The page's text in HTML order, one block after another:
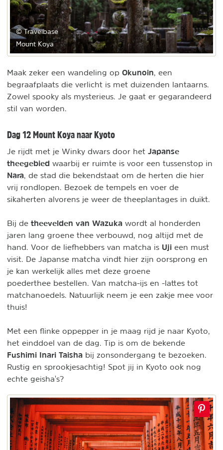
© Travelbase
Mount Koya
Maak zeker een wandeling op Okunoin, een
begraafplaats die verlicht is met duizenden lantaarns.
Zowel spooky als mysterieus. Je gaat er gegarandeerd
stil van worden.
Dag 12 Mount Koya naar Kyoto
Je rijdt met je Winky dwars door het Japanse
theegebied waarbij er ruimte is voor een tussenstop in
Nara, de stad die bekendstaat om de herten die hier
vrij rondlopen. Bezoek de tempels en voer de
sikaherten alvorens je weer de theeplantages in duikt.
Bij de theevelden van Wazuka wordt al honderden
jaren lang groene thee verbouwd, nog altijd met de
hand. Voor de liefhebbers van matcha is Uji een must
visit. De Japanse matcha vindt hier zijn oorsprong en
je kan werkelijk alles met deze groene
poederthee bestellen. Van matcha-ijs en -lattes tot
matchanoedels. Natuurlijk neem je een zakje mee voor
thuis!
Met een flinke oppepper in je maag rijd je naar Kyoto,
het einddoel van de dag. Tip is om de bekende
Fushimi Inari Taisha bij zonsondergang te bezoeken.
Rustig en sprookjesachtig! Spot jij in Kyoto ook nog
echte geisha's?